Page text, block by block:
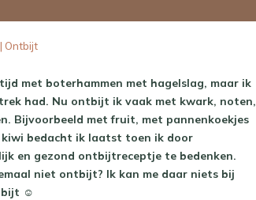
| Ontbijt
met boterhammen met hagelslag, maar ik
had. Nu ontbijt ik vaak met kwark, noten,
Bijvoorbeeld met fruit, met pannenkoekjes
bedacht ik laatst toen ik door
en gezond ontbijtreceptje te bedenken.
niet ontbijt? Ik kan me daar niets bij
☺